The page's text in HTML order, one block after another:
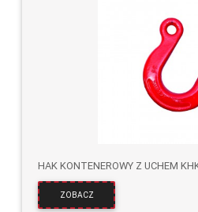
HAK KONTENEROWY Z UCHEM
ZOBACZ